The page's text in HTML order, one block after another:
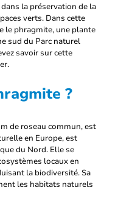
la préservation de la
verts. Dans cette
le phragmite, une plante
sud du Parc naturel
savoir sur cette
?
de roseau commun, est
en Europe, est
du Nord. Elle se
locaux en
la biodiversité. Sa
les habitats naturels